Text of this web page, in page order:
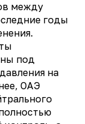
между
годы
под
на
ОАЭ